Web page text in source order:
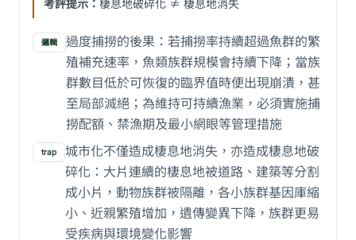
考評提示： 棲息地破碎化 ≠ 棲息地消失
邏輯
過度捕撈的後果：若捕撈率持續超過魚群的繁
殖補充速率，魚類族群規模會持續下降；當族
群數目低於可恢復的臨界值時便出現崩潰，甚
至局部滅絕；為維持可持續漁業，必須實施捕
撈配額、禁漁期及最小網眼等管理措施
trap
城市化不僅造成棲息地消失，亦造成棲息地破
碎化：大片連續的棲息地被道路、建築等分割
成小片，動物族群被隔離，各小族群基因庫縮
小、近親繁殖增加，遺傳變異下降，族群更易
受疾病與環境變化影響